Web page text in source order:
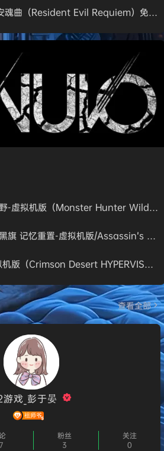
生化危机9：安魂曲（Resident Evil Requiem）免安装中文版
怪物猎人：荒野-虚拟机版（Monster Hunter Wilds HYPERVISOR）免安装中文版
《刺客信条：黑旗 记忆重置-虚拟机版/Assassin’s Creed Black Flag Resynced HYPERVISOR》免安装中文版
红色沙漠-虚拟机版（Crimson Desert HYPERVISOR）免安装中文版
查看全部
戏_彭于晏
粉丝
3
关注
0